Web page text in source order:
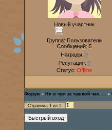
Новый участник
Группа: Пользователи
Сообщений: 5
Награды: 0
Репутация: 0
Статус: Offline
Форум » Ни о чем за чашкой чая. . . »
Страница 1 из 1 1